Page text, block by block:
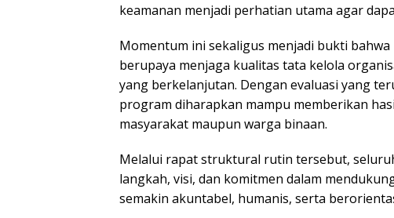
keamanan menjadi perhatian utama agar
Momentum ini sekaligus menjadi bukti
berupaya menjaga kualitas tata kelola
yang berkelanjutan. Dengan evaluasi yang
program diharapkan mampu memberikan
masyarakat maupun warga binaan.
Melalui rapat struktural rutin tersebut,
langkah, visi, dan komitmen dalam
semakin akuntabel, humanis, serta